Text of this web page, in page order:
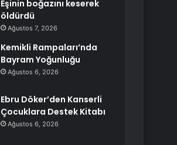
Eşinin boğazını keserek
öldürdü
Ağustos 7, 2026
Kemikli Rampaları’nda
Bayram Yoğunluğu
Ağustos 6, 2026
Ebru Döker’den Kanserli
Çocuklara Destek Kitabı
Ağustos 6, 2026